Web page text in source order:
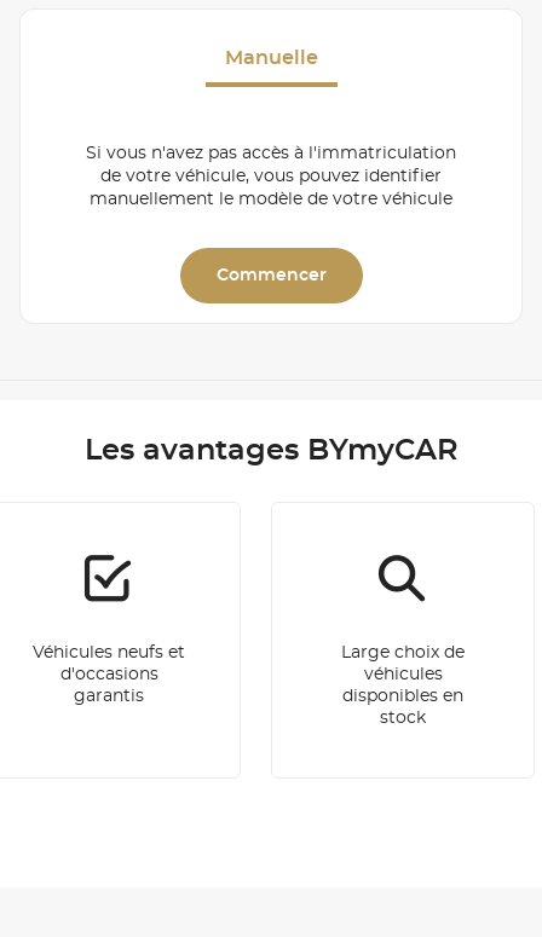
Manuelle
Si vous n'avez pas accès à l'immatriculation
de votre véhicule, vous pouvez identifier
manuellement le modèle de votre véhicule
Commencer
Les avantages BYmyCAR
Véhicules neufs et
d'occasions
garantis
Large choix de
véhicules
disponibles en
stock